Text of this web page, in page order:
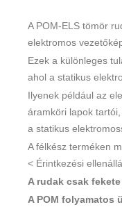
A POM-ELS tömör
elektromos
Ezek a különleges
ahol a statikus
Ilyenek például az
áramköri lapok
a statikus
A félkész terméken
< Érintkezési
A rudak csak
A POM folyamatos